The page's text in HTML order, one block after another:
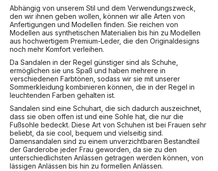
Abhängig von unserem Stil und dem Verwendungszweck,
den wir ihnen geben wollen, können wir alle Arten von
Anfertigungen und Modellen finden. Sie reichen von
Modellen aus synthetischen Materialien bis hin zu Modellen
aus hochwertigem Premium-Leder, die den Originaldesigns
noch mehr Komfort verleihen.
Da Sandalen in der Regel günstiger sind als Schuhe,
ermöglichen sie uns Spaß und haben mehrere in
verschiedenen Farbtönen, sodass wir sie mit unserer
Sommerkleidung kombinieren können, die in der Regel in
leuchtenden Farben gehalten ist.
Sandalen sind eine Schuhart, die sich dadurch auszeichnet,
dass sie oben offen ist und eine Sohle hat, die nur die
Fußsohle bedeckt. Diese Art von Schuhen ist bei Frauen sehr
beliebt, da sie cool, bequem und vielseitig sind.
Damensandalen sind zu einem unverzichtbaren Bestandteil
der Garderobe jeder Frau geworden, da sie zu den
unterschiedlichsten Anlässen getragen werden können, von
lässigen Anlässen bis hin zu formellen Anlässen.